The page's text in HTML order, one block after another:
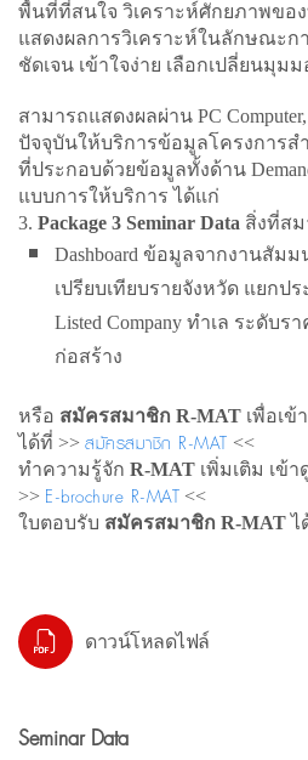
พื้นที่ที่สนใจ วิเคราะห์ศักยภาพของ
แสดงผลการวิเคราะห์ในลักษณะกา
ชัดเจน เข้าใจง่าย เลือกเปลี่ยนมุมม
สามารถแสดงผลผ่าน PC
ปัจจุบันให้บริการข้อมูลโครงการส
ที่ประกอบด้วยข้อมูลทั้งด้าน
แบบการให้บริการ ได้แก่
3. Package 3 Seminar Data สิ่งที่ส
Dashboard ข้อมูลจากงานสัม
เปรียบเทียบรายจังหวัด แยกปร
Listed Company ทำเล ระดับ
ก่อสร้าง
หรือ สมัครสมาชิก R-MAT เพื่อเข้
ได้ที่ >> สมัครสมาชิก R-MAT <<
ทำความรู้จัก R-MAT เพิ่มเติม เข้า
>> E-brochure R-MAT <<
ใบตอบรับ สมัครสมาชิก R-MATไ
ดาวน์โหลดไฟล์
Seminar Data